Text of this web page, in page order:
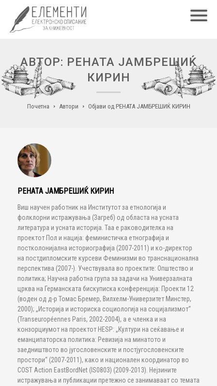
АВТОР: РЕНАТА ЈАМБРЕШИЌ
КИРИН
Почетна Автори Објави од РЕНАТА ЈАМБРЕШИЌ КИРИН
РЕНАТА ЈАМБРЕШИЌ КИРИН
Виш научен работник на Институтот за етнологија и
фолклорни истражувања (Загреб) од областа на усната
литература и усната историја. Таа е раководителка на
проектот Пол и нација: феминистичка етнографија и
постколонијална историографија (2007-2011) и ко-директор
на постдипломските курсеви Феминизми во транснационална
перспектива (2007-). Учествувала во проектите: Општество и
политика; Научна работна група за задачи на Универзалната
црква на Германската бискуписка конференција: Проекти 12
(воден од д-р Томас Бремер, Вилхелм-Универзитет Минстер,
2000); „Историја и историска социологија на социјализмот“
(Transeuropéennes Paris, 2002-2004), а е членка и на
конзорциумот на проектот HESP: „Култури на сеќавање и
еманципаторска политика: Ревизија на минатото и
заедништвото во југословенските и постјугословенските
простори“ (2007-2011), како и национален координатор во
COST Action EastBordNet (IS0803) (2009-2013). Нејзините
истражувања и публикации претежно се занимаваат со темата